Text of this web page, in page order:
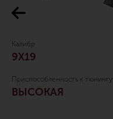
Калибр
9Х19
Приспособленность к тюнингу
ВЫСОКАЯ